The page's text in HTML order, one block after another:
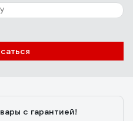
с гарантией!